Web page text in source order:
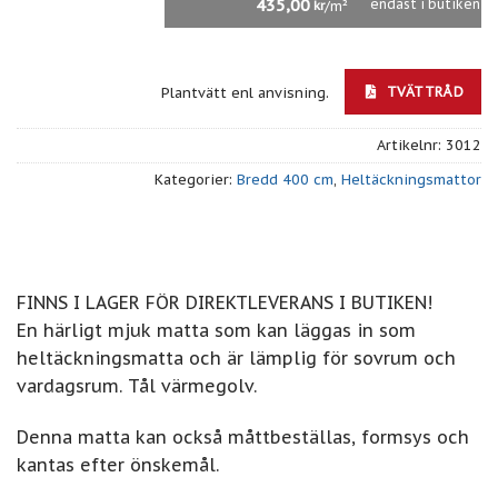
435,00 kr/m²
endast i butiken
Plantvätt enl anvisning. TVÄTTRÅD
Artikelnr: 3012
Kategorier: Bredd 400 cm, Heltäckningsmattor
FINNS I LAGER FÖR DIREKTLEVERANS I BUTIKEN!
En härligt mjuk matta som kan läggas in som
heltäckningsmatta och är lämplig för sovrum och
vardagsrum. Tål värmegolv.
Denna matta kan också måttbeställas, formsys och
kantas efter önskemål.